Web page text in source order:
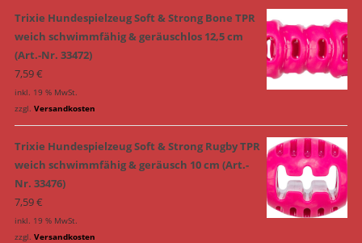
Trixie Hundespielzeug Soft & Strong Bone TPR
weich schwimmfähig & geräuschlos 12,5 cm
(Art.-Nr. 33472)
7,59€
inkl. 19 % MwSt.
zzgl. Versandkosten
Trixie Hundespielzeug Soft & Strong Rugby TPR
weich schwimmfähig & geräusch 10 cm (Art.-
Nr. 33476)
7,59€
inkl. 19 % MwSt.
zzgl. Versandkosten